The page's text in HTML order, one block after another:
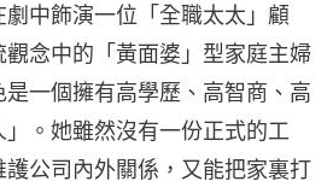
中飾演一位「全職太太」顧
念中的「黃面婆」型家庭主婦
一個擁有高學歷、高智商、高
。她雖然沒有一份正式的工
公司內外關係，又能把家裏打